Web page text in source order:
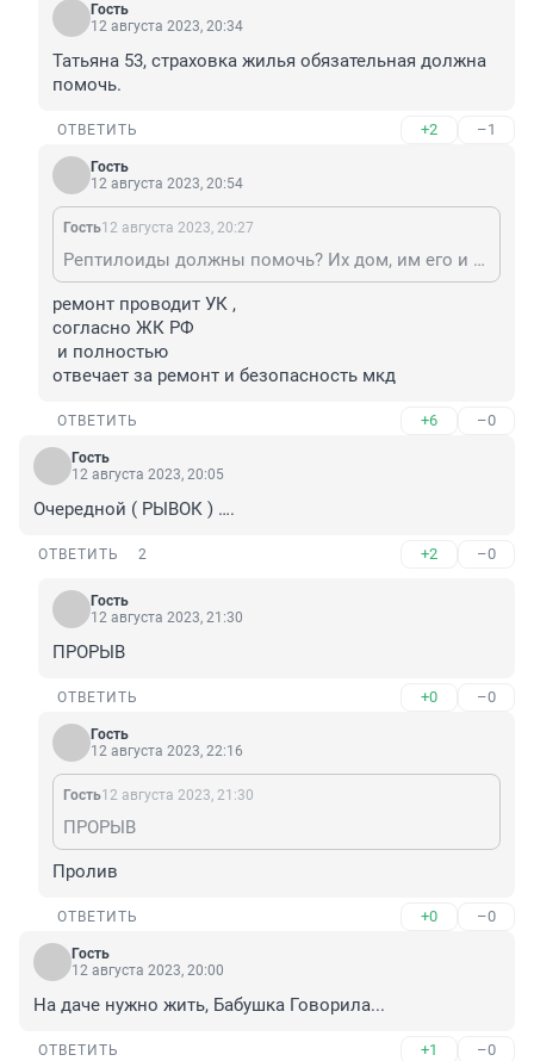
Гость
12 августа 2023, 20:34
Татьяна 53, страховка жилья обязательная должна
помочь.
ОТВЕТИТЬ +2 –1
Гость
12 августа 2023, 20:54
Гость12 августа 2023, 20:27
Рептилоиды должны помочь? Их дом, им его и ремонтировать.
ремонт проводит УК ,
согласно ЖК РФ
и полностью
отвечает за ремонт и безопасность мкд
ОТВЕТИТЬ +6 –0
Гость
12 августа 2023, 20:05
Очередной ( РЫВОК ) ….
ОТВЕТИТЬ 2 +2 –0
Гость
12 августа 2023, 21:30
ПРОРЫВ
ОТВЕТИТЬ +0 –0
Гость
12 августа 2023, 22:16
Гость12 августа 2023, 21:30
ПРОРЫВ
Пролив
ОТВЕТИТЬ +0 –0
Гость
12 августа 2023, 20:00
На даче нужно жить, Бабушка Говорила...
ОТВЕТИТЬ +1 –0